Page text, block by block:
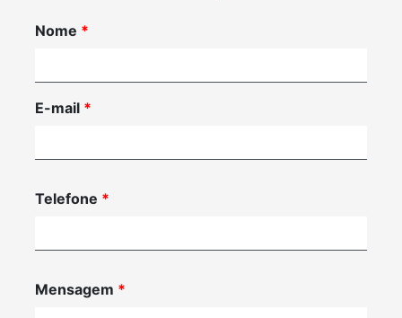
Nome *
E-mail *
Telefone *
Mensagem *